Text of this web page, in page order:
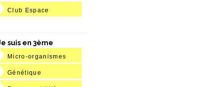
Club Espace
suis en 3ème
Micro-organismes
Génétique